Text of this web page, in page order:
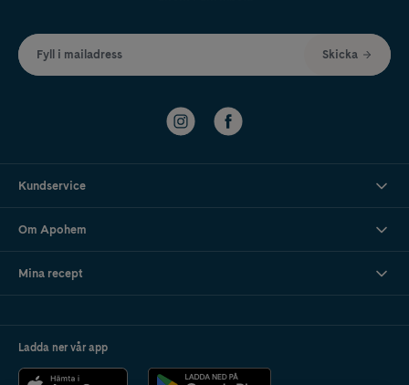
Fyll i mailadress Skicka
Kundservice
Om Apohem
Mina recept
Ladda ner vår app